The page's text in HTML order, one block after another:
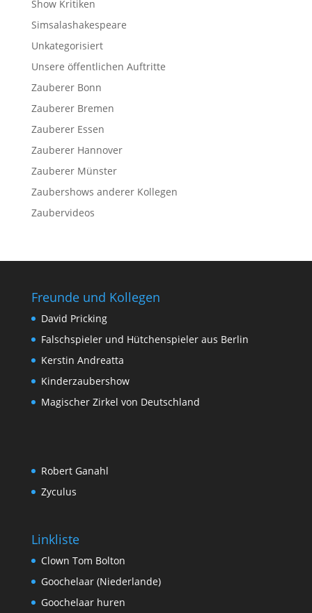
Show Kritiken
Simsalashakespeare
Unkategorisiert
Unsere öffentlichen Auftritte
Zauberer Bonn
Zauberer Bremen
Zauberer Essen
Zauberer Hannover
Zauberer Münster
Zaubershows anderer Kollegen
Zaubervideos
Freunde und Kollegen
David Pricking
Falschspieler und Hütchenspieler aus Berlin
Kerstin Andreatta
Kinderzaubershow
Magischer Zirkel von Deutschland
Robert Ganahl
Zyculus
Linkliste
Clown Tom Bolton
Goochelaar (Niederlande)
Goochelaar huren